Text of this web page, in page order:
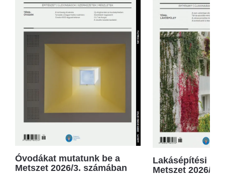
Óvodákat mutatunk be a
Metszet 2026/3. számában
Lakásépítési
Metszet 2026/2.